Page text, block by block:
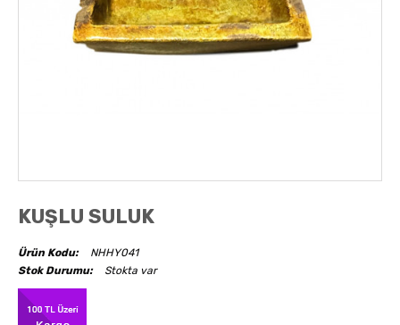
OBJELER
KUŞLU SULUK
Ürün Kodu:
NHHY041
Stok Durumu:
Stokta var